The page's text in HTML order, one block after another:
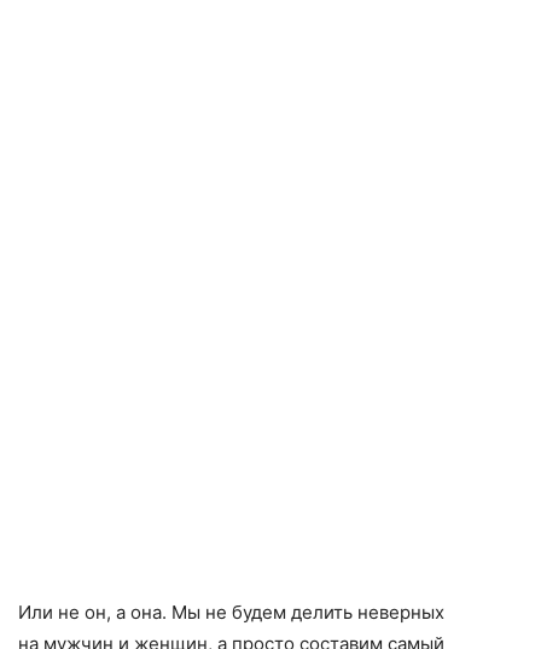
Или не он, а она. Мы не будем делить неверных
на мужчин и женщин, а просто составим самый